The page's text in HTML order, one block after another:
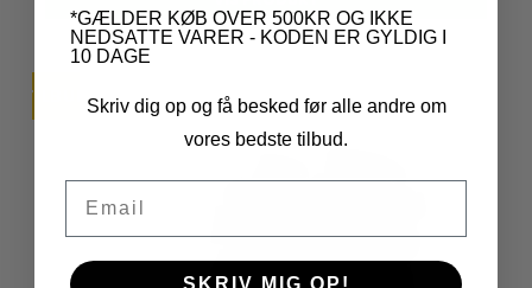
TILBUD
*GÆLDER KØB OVER 500KR OG IKKE
NEDSATTE VARER - KODEN ER GYLDIG I
10 DAGE
Skriv dig op og få besked før alle andre om
vores bedste tilbud.
SKRIV MIG OP!